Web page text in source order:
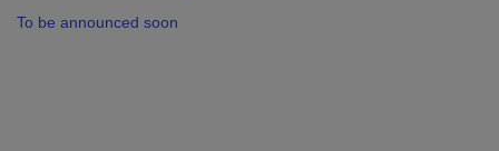
To be announced soon